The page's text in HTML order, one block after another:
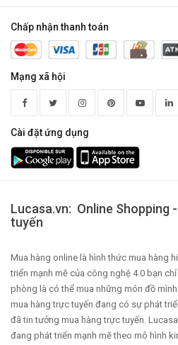
Chấp nhận thanh toán
Mạng xã hội
Cài đặt ứng dụng
Lucasa.vn: Online Shopping
tuyến
Mua hàng online là hình thức mua hàng
triển mạnh mẽ của công nghệ 4.0 bạn
phòng là có thể mua những món đồ
mua hàng trực tuyến đang có sự phát
đã tin tưởng mua hàng trực tuyến.
đang phát triển mạnh mẽ theo mô hình